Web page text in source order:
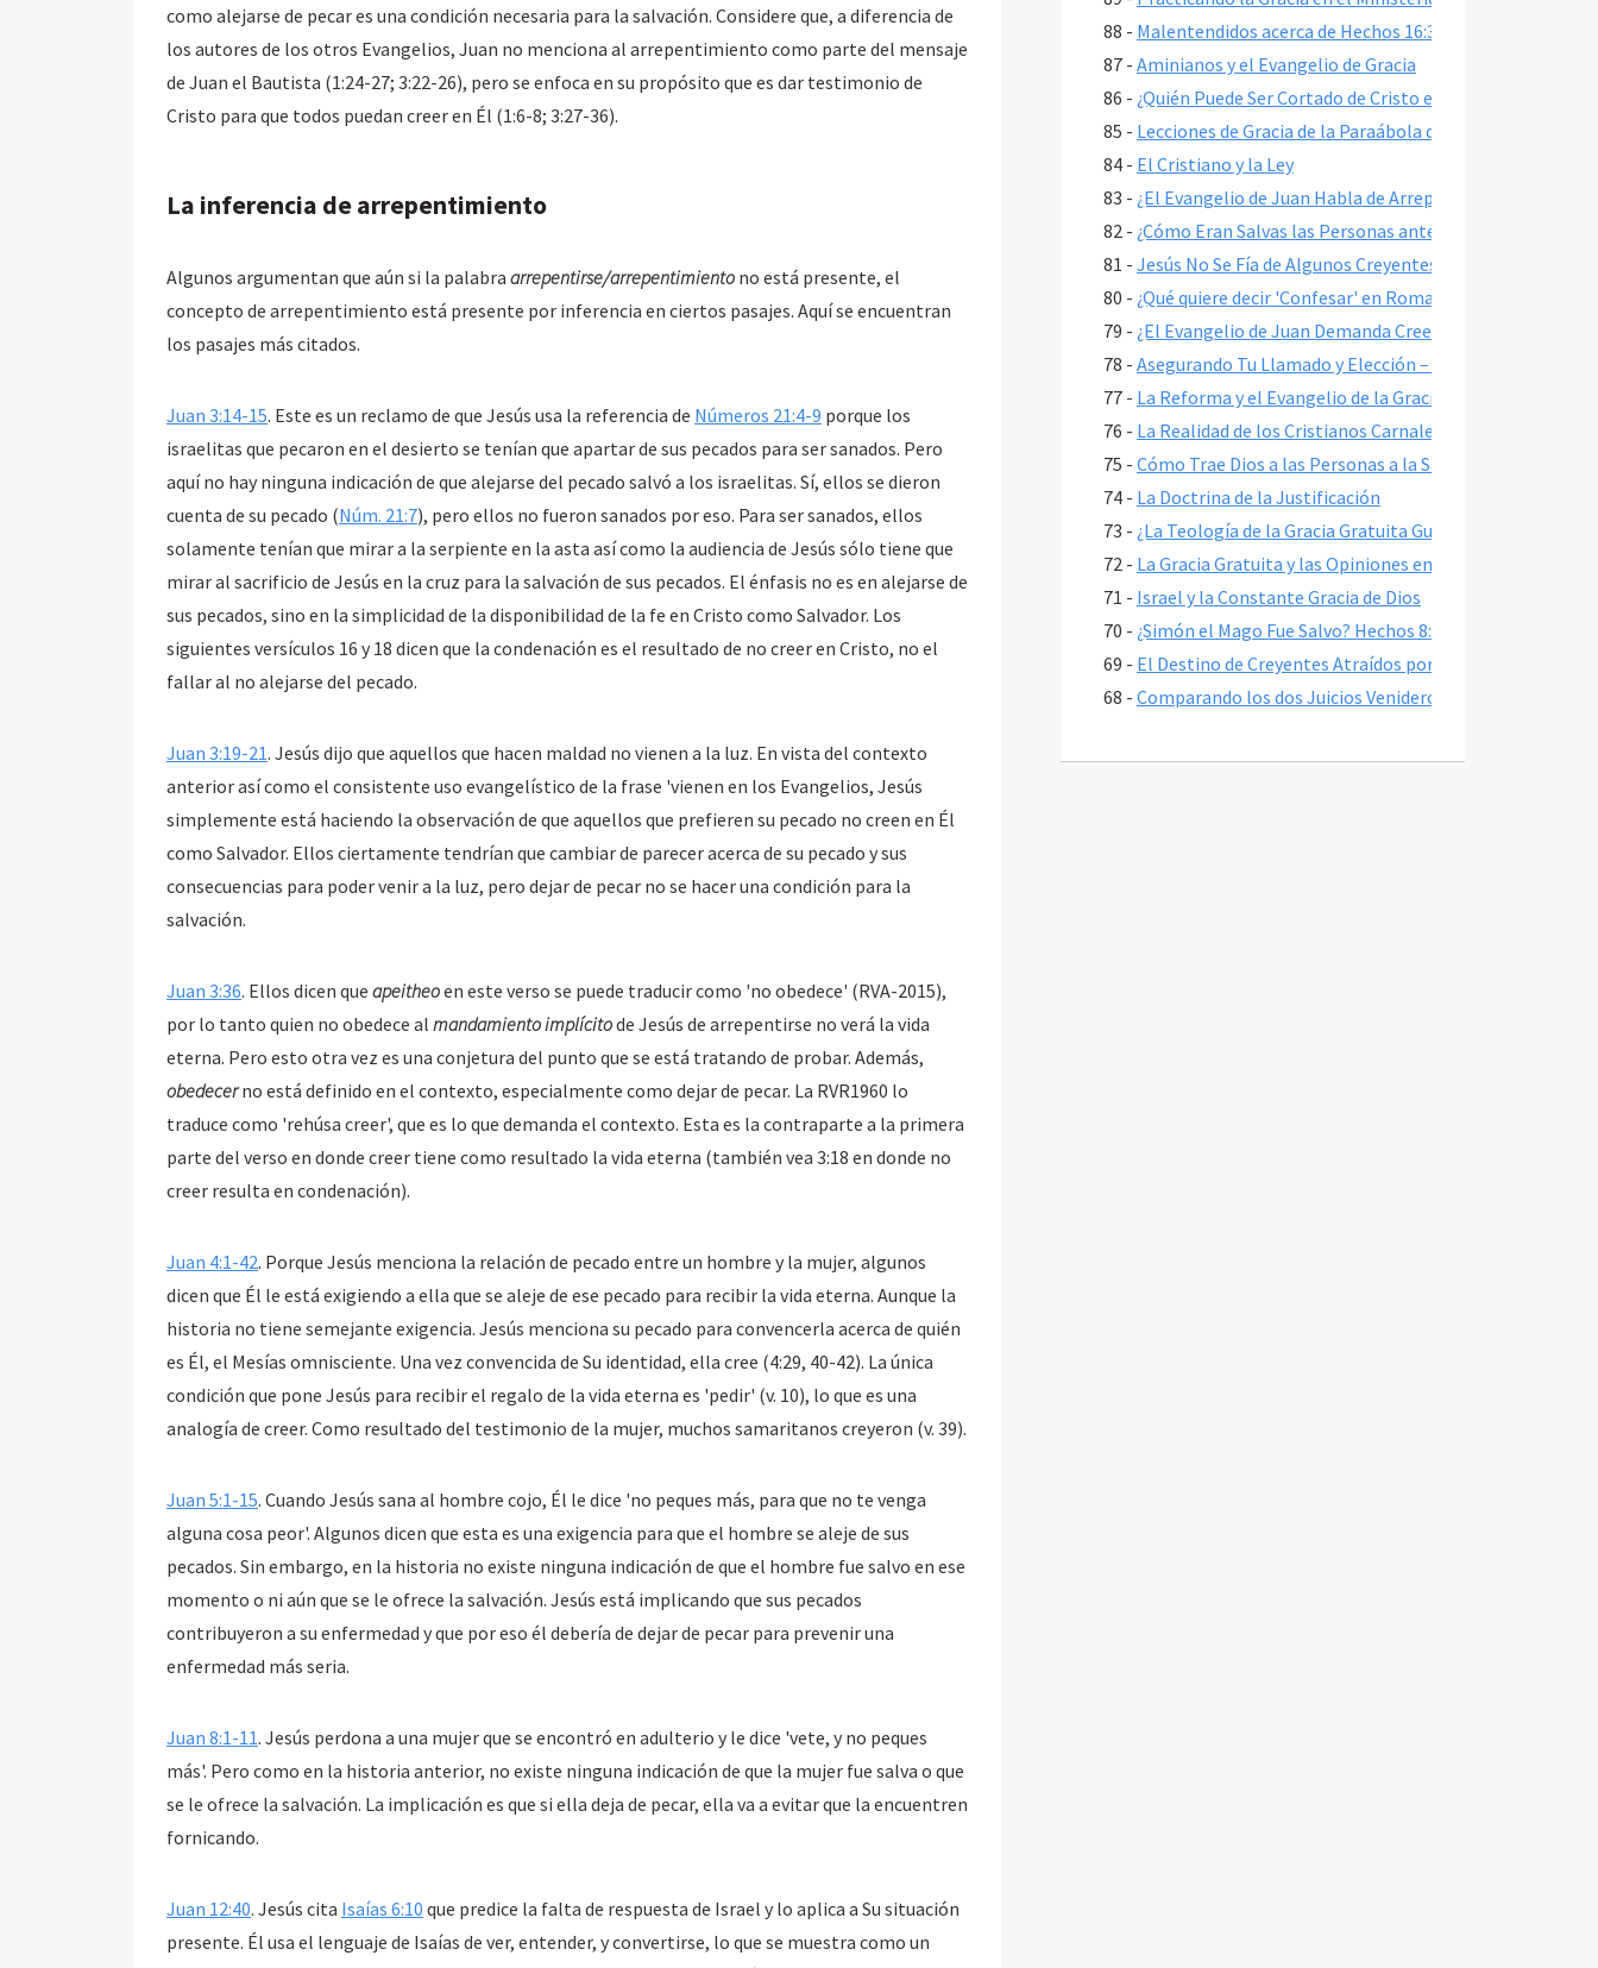
como alejarse de pecar es una condición necesaria para la salvación. Considere que, a diferencia de
los autores de los otros Evangelios, Juan no menciona al arrepentimiento como parte del mensaje
de Juan el Bautista (1:24-27; 3:22-26), pero se enfoca en su propósito que es dar testimonio de
Cristo para que todos puedan creer en Él (1:6-8; 3:27-36).
La inferencia de arrepentimiento
Algunos argumentan que aún si la palabra arrepentirse/arrepentimiento no está presente, el
concepto de arrepentimiento está presente por inferencia en ciertos pasajes. Aquí se encuentran
los pasajes más citados.
Juan 3:14-15. Este es un reclamo de que Jesús usa la referencia de Números 21:4-9 porque los
israelitas que pecaron en el desierto se tenían que apartar de sus pecados para ser sanados. Pero
aquí no hay ninguna indicación de que alejarse del pecado salvó a los israelitas. Sí, ellos se dieron
cuenta de su pecado (Núm. 21:7), pero ellos no fueron sanados por eso. Para ser sanados, ellos
solamente tenían que mirar a la serpiente en la asta así como la audiencia de Jesús sólo tiene que
mirar al sacrificio de Jesús en la cruz para la salvación de sus pecados. El énfasis no es en alejarse de
sus pecados, sino en la simplicidad de la disponibilidad de la fe en Cristo como Salvador. Los
siguientes versículos 16 y 18 dicen que la condenación es el resultado de no creer en Cristo, no el
fallar al no alejarse del pecado.
Juan 3:19-21. Jesús dijo que aquellos que hacen maldad no vienen a la luz. En vista del contexto
anterior así como el consistente uso evangelístico de la frase 'vienen en los Evangelios, Jesús
simplemente está haciendo la observación de que aquellos que prefieren su pecado no creen en Él
como Salvador. Ellos ciertamente tendrían que cambiar de parecer acerca de su pecado y sus
consecuencias para poder venir a la luz, pero dejar de pecar no se hacer una condición para la
salvación.
Juan 3:36. Ellos dicen que apeitheoen este verso se puede traducir como 'no obedece' (RVA-2015),
por lo tanto quien no obedece al mandamiento implícitode Jesús de arrepentirse no verá la vida
eterna. Pero esto otra vez es una conjetura del punto que se está tratando de probar. Además,
obedecerno está definido en el contexto, especialmente como dejar de pecar. La RVR1960 lo
traduce como 'rehúsa creer', que es lo que demanda el contexto. Esta es la contraparte a la primera
parte del verso en donde creer tiene como resultado la vida eterna (también vea 3:18 en donde no
creer resulta en condenación).
Juan 4:1-42. Porque Jesús menciona la relación de pecado entre un hombre y la mujer, algunos
dicen que Él le está exigiendo a ella que se aleje de ese pecado para recibir la vida eterna. Aunque la
historia no tiene semejante exigencia. Jesús menciona su pecado para convencerla acerca de quién
es Él, el Mesías omnisciente. Una vez convencida de Su identidad, ella cree (4:29, 40-42). La única
condición que pone Jesús para recibir el regalo de la vida eterna es 'pedir' (v. 10), lo que es una
analogía de creer. Como resultado del testimonio de la mujer, muchos samaritanos creyeron (v. 39).
Juan 5:1-15. Cuando Jesús sana al hombre cojo, Él le dice 'no peques más, para que no te venga
alguna cosa peor'. Algunos dicen que esta es una exigencia para que el hombre se aleje de sus
pecados. Sin embargo, en la historia no existe ninguna indicación de que el hombre fue salvo en ese
momento o ni aún que se le ofrece la salvación. Jesús está implicando que sus pecados
contribuyeron a su enfermedad y que por eso él debería de dejar de pecar para prevenir una
enfermedad más seria.
Juan 8:1-11. Jesús perdona a una mujer que se encontró en adulterio y le dice 'vete, y no peques
más'. Pero como en la historia anterior, no existe ninguna indicación de que la mujer fue salva o que
se le ofrece la salvación. La implicación es que si ella deja de pecar, ella va a evitar que la encuentren
fornicando.
Juan 12:40. Jesús cita Isaías 6:10 que predice la falta de respuesta de Israel y lo aplica a Su situación
presente. Él usa el lenguaje de Isaías de ver, entender, y convertirse, lo que se muestra como un
88 - Malentendidos acerca de Hechos 16:31
87 - Aminianos y el Evangelio de Gracia
86 - ¿Quién Puede Ser Cortado de Cristo en Romanos 11:22?
85 - Lecciones de Gracia de la Paraábola del Hijo Pródigo
84 - El Cristiano y la Ley
83 - ¿El Evangelio de Juan Habla de Arrepentimiento?
82 - ¿Cómo Eran Salvas las Personas antes de la Muerte y
81 - Jesús No Se Fía de Algunos Creyentes – Juan 2:23-25
80 - ¿Qué quiere decir 'Confesar' en Romanos 10:9-10?
79 - ¿El Evangelio de Juan Demanda Creer en la Seguridad
78 - Asegurando Tu Llamado y Elección – 2 Pedro 1:10-11
77 - La Reforma y el Evangelio de la Gracia
76 - La Realidad de los Cristianos Carnales
75 - Cómo Trae Dios a las Personas a la Salvación
74 - La Doctrina de la Justificación
73 - ¿La Teología de la Gracia Gratuita Guía a una Garantía
72 - La Gracia Gratuita y las Opiniones en la Elección
71 - Israel y la Constante Gracia de Dios
70 - ¿Simón el Mago Fue Salvo? Hechos 8:17-24
69 - El Destino de Creyentes Atraídos por Falsos Maestros en
68 - Comparando los dos Juicios Venideros
66 -¿Por Qué Es Tan Popular la Salvación por el Señorío?